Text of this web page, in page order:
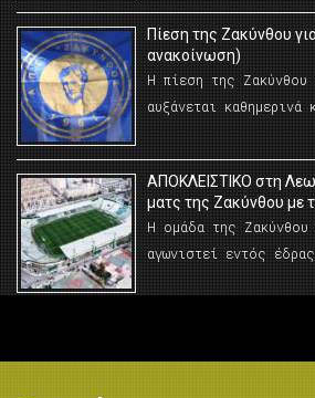
Πίεση της Ζακύνθου
ανακοίνωση)
Η πίεση της Ζακύνθου
αυξάνεται καθημερινά
AΠΟΚΛΕΙΣΤΙΚΟ στη
ματς της Ζακύνθου με
Η ομάδα της Ζακύνθου
αγωνιστεί εντός